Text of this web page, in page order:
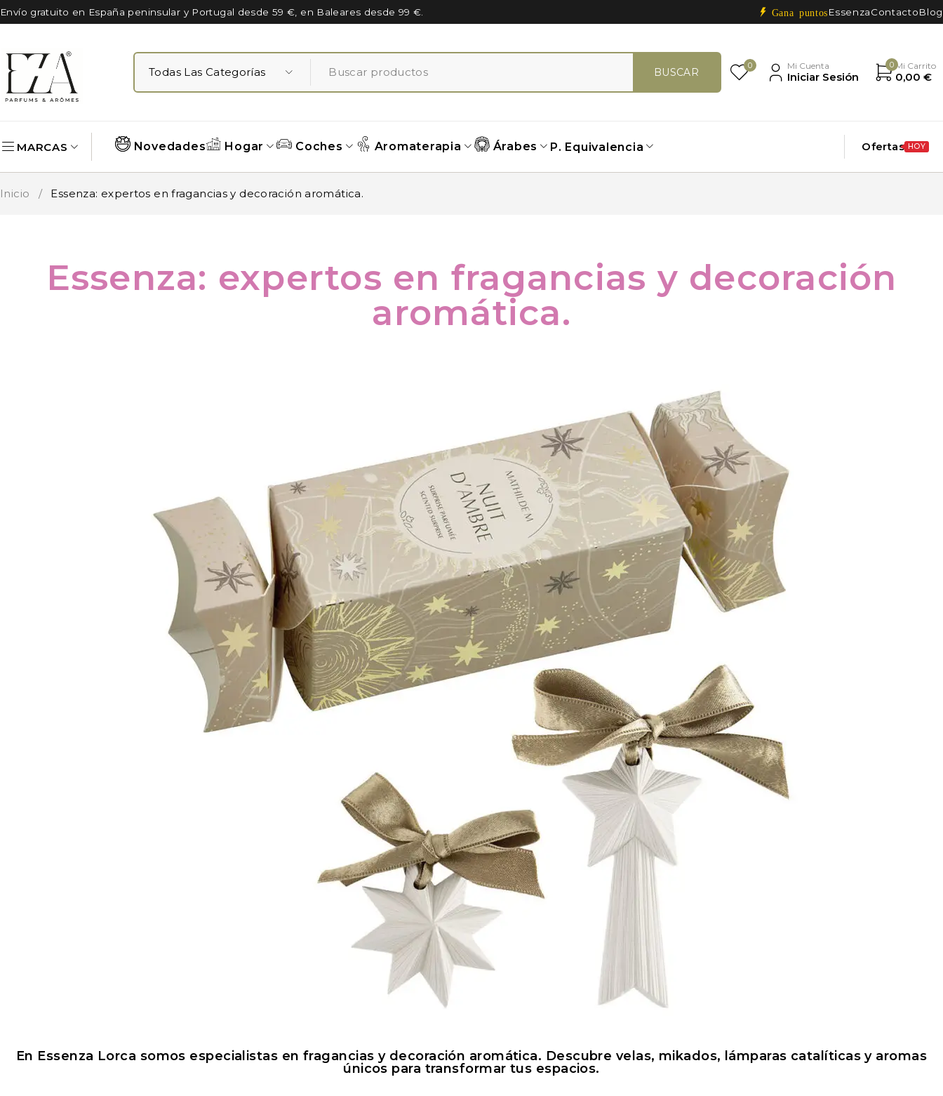
Envío gratuito en España peninsular y Portugal desde 59 €, en Baleares desde 99 €. Gana puntos EssenzaContactoBlog
0 Mi Cuenta
Iniciar Sesión
0 Mi Carrito
0,00 €
MARCAS Novedades Hogar Coches Aromaterapia Árabes P. Equivalencia Ofertas HOY
Inicio / Essenza: expertos en fragancias y decoración aromática.
Essenza: expertos en fragancias y decoración
aromática.
En Essenza Lorca somos especialistas en fragancias y decoración aromática. Descubre velas, mikados, lámparas catalíticas y aromas
únicos para transformar tus espacios.